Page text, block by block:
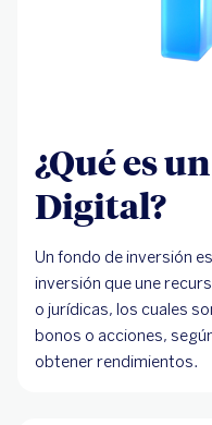
¿Qué es
Digital?
Un fondo de inversión
inversión que une
o jurídicas, los cuales
bonos o acciones,
obtener rendimientos.